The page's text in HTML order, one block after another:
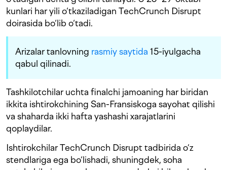
kunlari har yili o‘tkaziladigan TechCrunch Disrupt
doirasida bo‘lib o‘tadi.
Arizalar tanlovning rasmiy saytida 15-iyulgacha
qabul qilinadi.
Tashkilotchilar uchta finalchi jamoaning har biridan
ikkita ishtirokchining San-Fransiskoga sayohat qilishi
va shaharda ikki hafta yashashi xarajatlarini
qoplaydilar.
Ishtirokchilar TechCrunch Disrupt tadbirida o‘z
stendlariga ega bo‘lishadi, shuningdek, soha